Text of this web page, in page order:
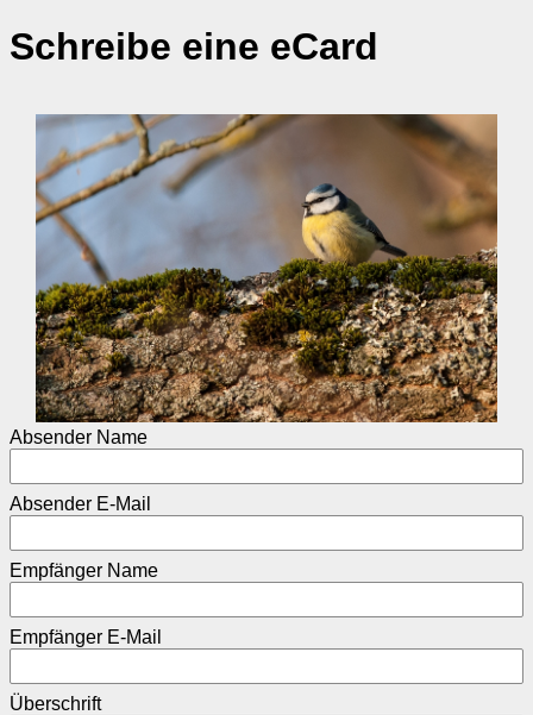
Schreibe eine eCard
Absender Name
Absender E-Mail
Empfänger Name
Empfänger E-Mail
Überschrift